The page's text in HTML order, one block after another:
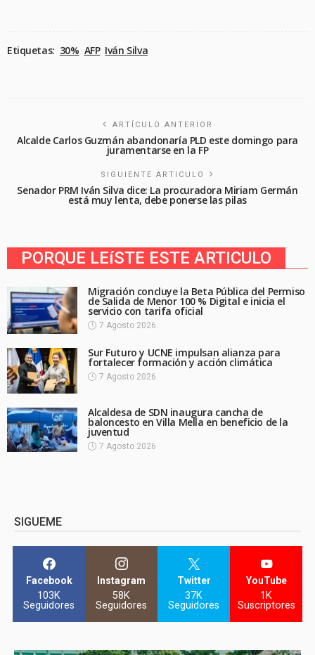
Etiquetas: 30% AFP Iván Silva
ARTÍCULO ANTERIOR
Alcalde Carlos Guzmán abandonaría PLD este domingo para
juramentarse en la FP
SIGUIENTE ARTICULO
Senador PRM Iván Silva dice: La procuradora Miriam Germán
está muy lenta, debe ponerse las pilas
PORQUE LEíSTE ESTE ARTICULO
Migración concluye la Beta Pública del Permiso
de Salida de Menor 100 % Digital e inicia el
servicio con tarifa oficial
7 Agosto 2026
Sur Futuro y UCNE impulsan alianza para
fortalecer formación y acción climática
7 Agosto 2026
Alcaldesa de SDN inaugura cancha de
baloncesto en Villa Mella en beneficio de la
juventud
7 Agosto 2026
SIGUEME
Facebook
103K
Seguidores
Instagram
58K
Seguidores
Twitter
37K
Seguidores
YouTube
1K
Suscriptores